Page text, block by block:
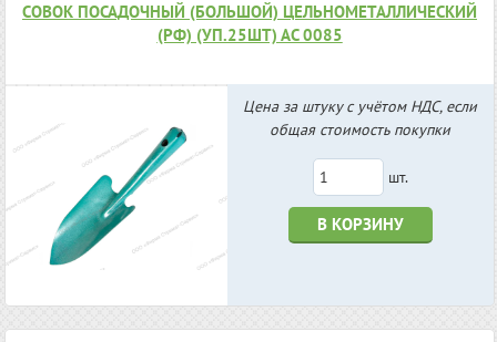
СОВОК ПОСАДОЧНЫЙ (БОЛЬШОЙ) ЦЕЛЬНОМЕТАЛЛИЧЕСКИЙ
(РФ) (УП.25ШТ) АС 0085
Цена за штуку с учётом НДС, если
общая стоимость покупки
шт.
В КОРЗИНУ